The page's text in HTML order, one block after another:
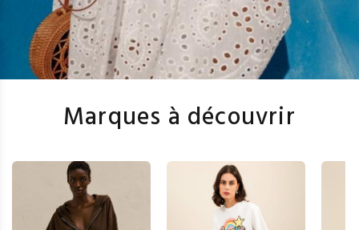
Marques à découvrir